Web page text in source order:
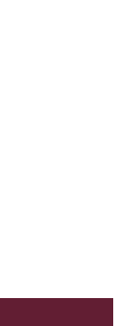
attiva)